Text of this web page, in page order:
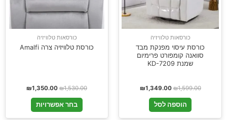
כורסאות טלוויזיה
כורסת עיסוי מפנקת מבד
סוואנה קומפורט פרימיום
שמנת KD-7209
₪1,599.00
₪1,349.00
הוספה לסל
כורסאות טלוויזיה
כורסת טלוויזיה צרה Amalfi
₪1,530.00
₪1,350.00
בחר אפשרויות